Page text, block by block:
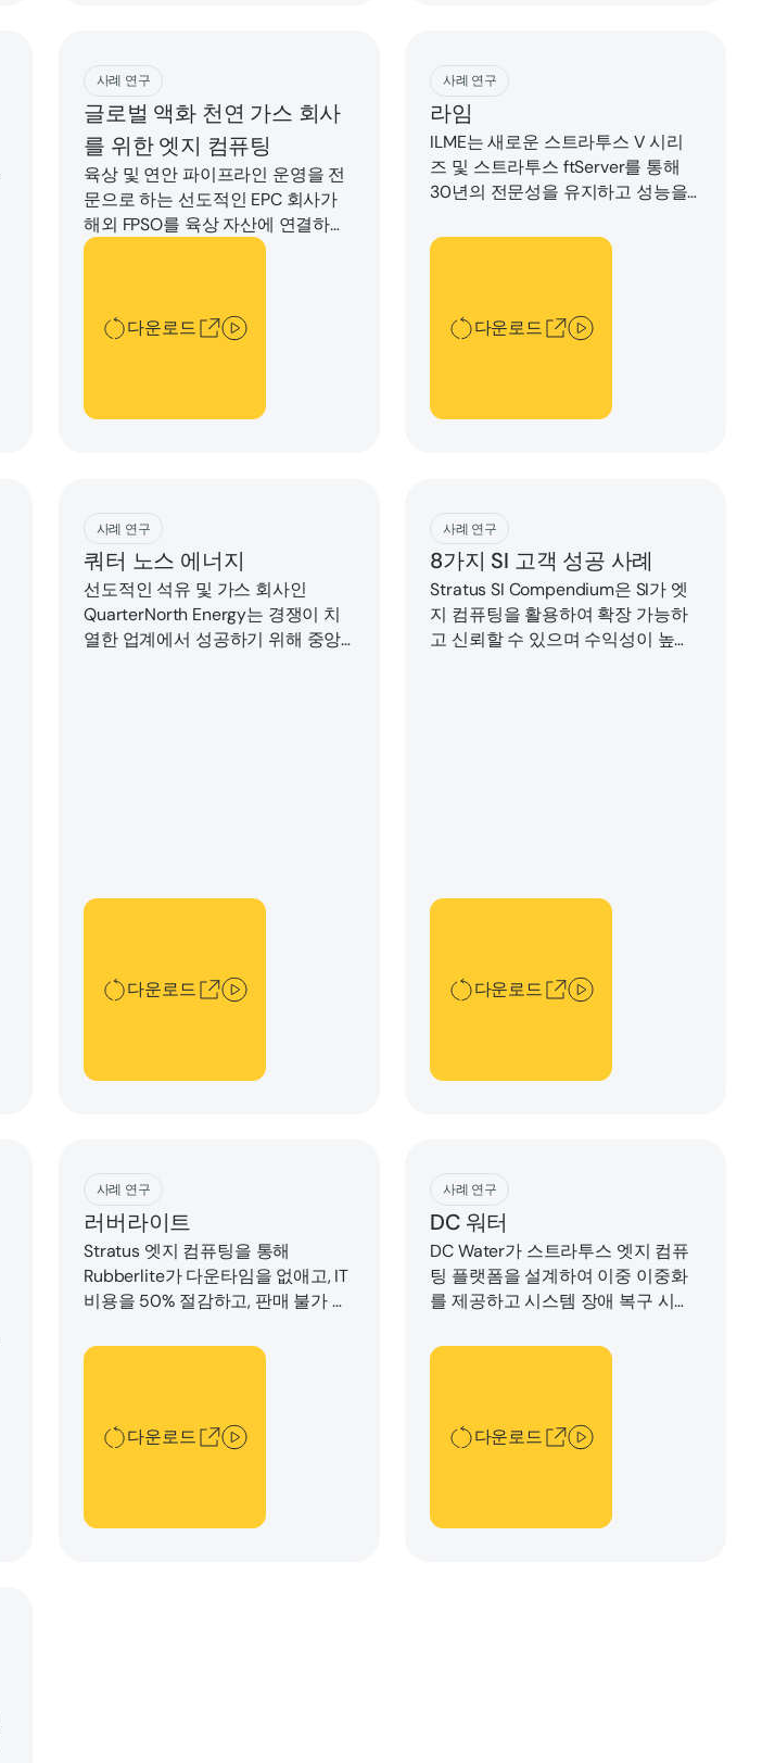
사례 연구
글로벌 액화 천연 가스 회사
를 위한 엣지 컴퓨팅
육상 및 연안 파이프라인 운영을 전
문으로 하는 선도적인 EPC 회사가
해외 FPSO를 육상 자산에 연결하기
위해 글로벌 액화 천연 가스 회사와
퓨팅을 활용하여 100% 가동 시간을
다운로드
다운로드
Download 사례 연구
라임
ILME는 새로운 스트라투스 V 시리
즈 및 스트라투스 ftServer를 통해
30년의 전문성을 유지하고 성능을
다운로드
다운로드
Download
사례 연구
쿼터 노스 에너지
선도적인 석유 및 가스 회사인
QuarterNorth Energy는 경쟁이 치
열한 업계에서 성공하기 위해 중앙
다운로드
다운로드
Download 사례 연구
8가지 SI 고객 성공 사례
Stratus SI Compendium은 SI가 엣
지 컴퓨팅을 활용하여 확장 가능하
고 신뢰할 수 있으며 수익성이 높은
다운로드
다운로드
Download
사례 연구
러버라이트
Stratus 엣지 컴퓨팅을 통해
Rubberlite가 다운타임을 없애고, IT
비용을 50% 절감하고, 판매 불가 재
다운로드
다운로드
Download 사례 연구
DC 워터
DC Water가 스트라투스 엣지 컴퓨
팅 플랫폼을 설계하여 이중 이중화
를 제공하고 시스템 장애 복구 시간
다운로드
다운로드
Download